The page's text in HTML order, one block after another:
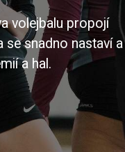
volejbalu propojí
se snadno nastaví a
a hal.